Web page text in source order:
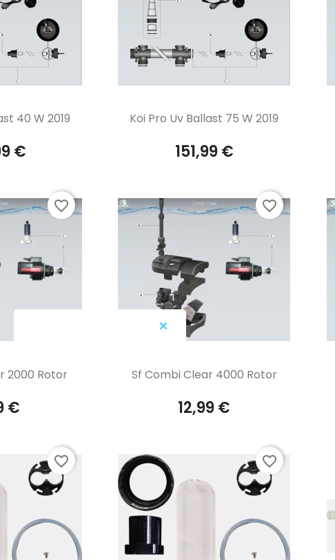
rapide
40 W 2019
€
Aperçu rapide
Koi Pro Uv Ballast 75 W 2019
151,99 €
rapide
2000 Rotor
€
favorite_border
Aperçu rapide
Sf Combi Clear 4000 Rotor
12,99 €
favorite_border
favorite_border favorite_border